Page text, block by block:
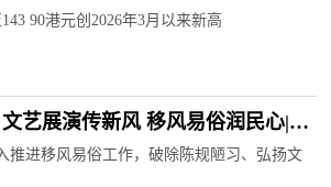
90港元创2026年3月以来新高
艺展演传新风 移风易俗润民心|每
推进移风易俗工作，破除陈规陋习、弘扬文